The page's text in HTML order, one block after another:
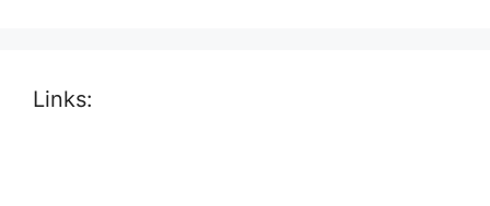
Links: